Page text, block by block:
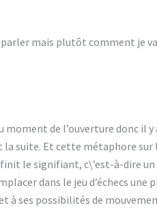
mais plutôt comment je
de l’ouverture donc il y
suite. Et cette métaphore sur
le signifiant, c\’est-à-dire un
dans le jeu d’échecs une
à ses possibilités de